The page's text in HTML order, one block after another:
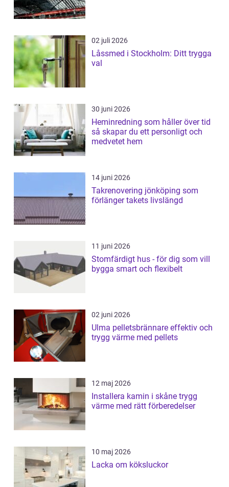
02 juli 2026
Låssmed i Stockholm: Ditt trygga
val
30 juni 2026
Heminredning som håller över tid
så skapar du ett personligt och
medvetet hem
14 juni 2026
Takrenovering jönköping som
förlänger takets livslängd
11 juni 2026
Stomfärdigt hus - för dig som vill
bygga smart och flexibelt
02 juni 2026
Ulma pelletsbrännare effektiv och
trygg värme med pellets
12 maj 2026
Installera kamin i skåne trygg
värme med rätt förberedelser
10 maj 2026
Lacka om köksluckor